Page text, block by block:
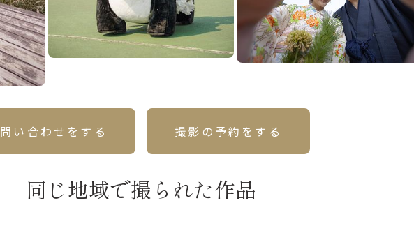
問い合わせをする 撮影の予約をする
同じ地域で撮られた作品